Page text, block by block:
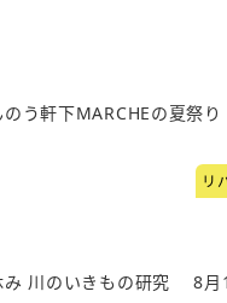
のう軒下MARCHEの夏祭り
リ
み 川のいきもの研究 8月